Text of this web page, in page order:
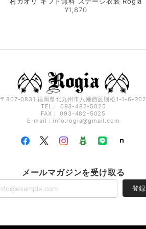
¥1,870
〒807-0831 福岡県北九州市八幡西区則松1-1-6-202
TEL： 093-482-5025
FAX： 093-482-5025
E-mail： info.rogia@gmail.com
メールマガジンを受け取る
登録